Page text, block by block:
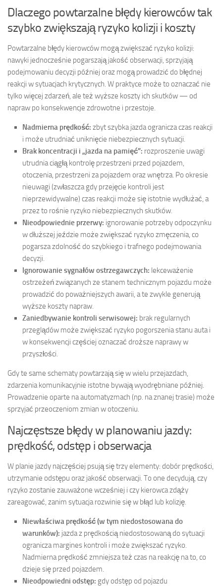
Dlaczego powtarzalne błędy kierowców tak
szybko zwiększają ryzyko kolizji i koszty
Powtarzalne błędy kierowców mogą zwiększać ryzyko kolizji:
nawyki jednocześnie pogarszają jakość obserwacji, sprzyjają
podejmowaniu decyzji później oraz mogą prowadzić do błędnej
reakcji w sytuacjach krytycznych. W praktyce może to oznaczać nie
tylko więcej zdarzeń, ale też wyższe koszty ich skutków — od
napraw po konsekwencje zdrowotne i przestoje.
Nadmierna prędkość: zbyt szybka jazda ogranicza czas reakcji
i może utrudniać uniknięcie niebezpiecznych sytuacji.
Brak koncentracji i „jazda na pamięć”: rozproszenie uwagi
utrudnia ciągłą kontrolę przestrzeni przed pojazdem,
otoczenia, przestrzeni za pojazdem oraz wnętrza. Po okresie
nieuwagi (zwłaszcza gdy przejęcie kontroli jest
nieprzewidywalne) czas reakcji może się istotnie wydłużać, a
przez to rośnie ryzyko niebezpiecznych skutków.
Nieodpowiednie przerwy: ignorowanie potrzeby odpoczynku
w dłuższej jeździe może zwiększać ryzyko zmęczenia, co
pogarsza zdolność do szybkiego i trafnego podejmowania
decyzji.
Ignorowanie sygnałów ostrzegawczych: lekceważenie
ostrzeżeń związanych ze stanem technicznym pojazdu może
prowadzić do poważniejszych awarii, a te zwykle generują
wyższe koszty napraw.
Zaniedbywanie kontroli serwisowej: brak regularnych
przeglądów może zwiększać ryzyko pogorszenia stanu auta i
w konsekwencji częściej oznaczać droższe naprawy w
przyszłości.
Gdy te same schematy powtarzają się w wielu przejazdach,
zdarzenia komunikacyjnie istotne bywają wyodrębniane później.
Prowadzenie oparte na automatyzmach (np. na znanej trasie) może
sprzyjać przeoczeniom zmian w otoczeniu.
Najczęstsze błędy w planowaniu jazdy:
prędkość, odstęp i obserwacja
W planie jazdy najczęściej psują się trzy elementy: dobór prędkości,
utrzymanie odstępu oraz jakość obserwacji. To one decydują, czy
ryzyko zostanie zauważone wcześniej i czy kierowca zdąży
zareagować, zanim sytuacja rozwinie się w błąd lub kolizję.
Niewłaściwa prędkość (w tym niedostosowana do
warunków): jazda z prędkością niedostosowaną do sytuacji
ogranicza margines kontroli i może zwiększać ryzyko.
Nadmierna prędkość zmniejsza też czas na reakcję na to, co
dzieje się przed pojazdem.
Nieodpowiedni odstęp: gdy odstęp od pojazdu